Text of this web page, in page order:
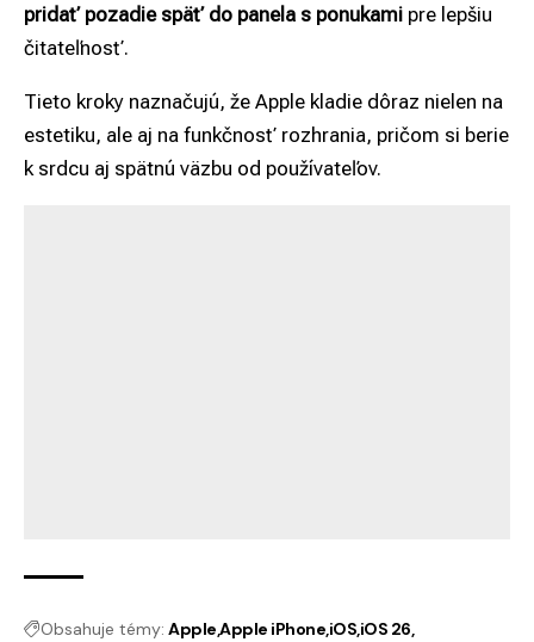
pridať pozadie späť do panela s ponukami pre lepšiu
čitateľnosť.
Tieto kroky naznačujú, že Apple kladie dôraz nielen na
estetiku, ale aj na funkčnosť rozhrania, pričom si berie
k srdcu aj spätnú väzbu od používateľov.
Obsahuje témy: AppleApple iPhoneiOSiOS 26